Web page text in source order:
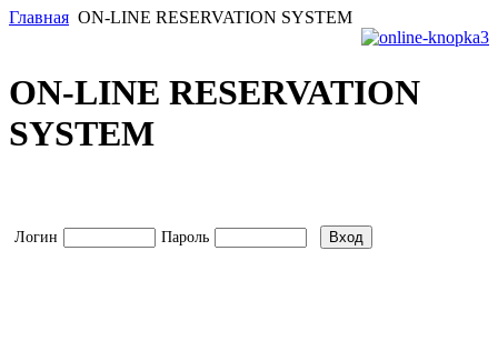
Главная ON-LINE RESERVATION SYSTEM
ON-LINE RESERVATION
SYSTEM
Логин Пароль